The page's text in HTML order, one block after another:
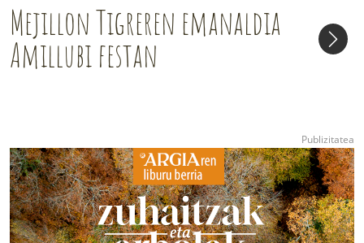
Mejillon Tigreren emanaldia
Amillubi festan